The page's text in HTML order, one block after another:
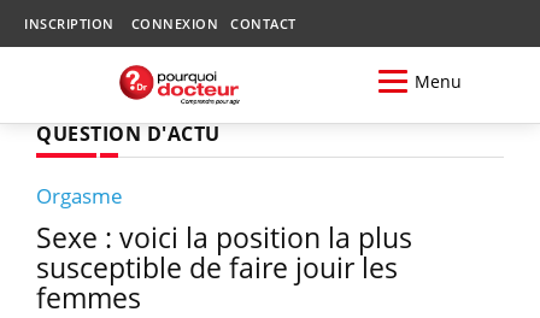
INSCRIPTION CONNEXION CONTACT
Menu
QUESTION D'ACTU
Orgasme
Sexe : voici la position la plus
susceptible de faire jouir les
femmes